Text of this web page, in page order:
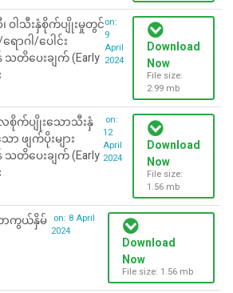
ဝါသီးနှံစိုက်ပျိုးမှုတွင်
ောဂါ/ပေါင်း
တိပေးချက် (Early
on:
9
April
2024
Download
Now
File size:
2.99 mb
လစိုက်ပျိုးသောသီးနှံ
ဖျက်ပိုးများ
တိပေးချက် (Early
on:
12
April
2024
Download
Now
File size:
1.56 mb
ာကွယ်နှိမ် on: 8 April
2024
Download
Now
File size: 1.56 mb